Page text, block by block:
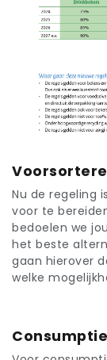
Nu de regeling
voor te
bedoelen we
het beste
gaan hierover
welke